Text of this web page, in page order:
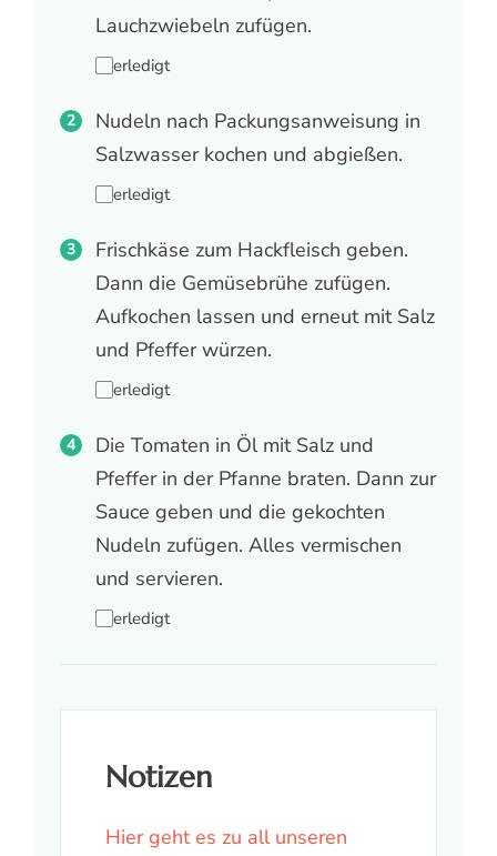
Lauchzwiebeln zufügen.
erledigt
Nudeln nach Packungsanweisung in
Salzwasser kochen und abgießen.
erledigt
Frischkäse zum Hackfleisch geben.
Dann die Gemüsebrühe zufügen.
Aufkochen lassen und erneut mit Salz
und Pfeffer würzen.
erledigt
Die Tomaten in Öl mit Salz und
Pfeffer in der Pfanne braten. Dann zur
Sauce geben und die gekochten
Nudeln zufügen. Alles vermischen
und servieren.
erledigt
Notizen
Hier geht es zu all unseren